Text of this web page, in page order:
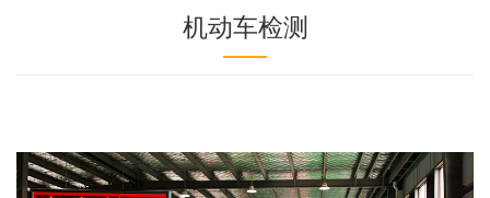
机动车检测